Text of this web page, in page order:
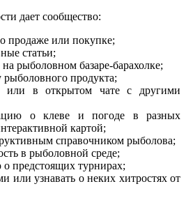
дает сообщество:
продаже или покупке;
статьи;
рыболовном базаре-барахолке;
рыболовного продукта;
или в открытом чате с другими
о клеве и погоде в разных
картой;
справочником рыболова;
в рыболовной среде;
предстоящих турнирах;
или узнавать о неких хитростях от